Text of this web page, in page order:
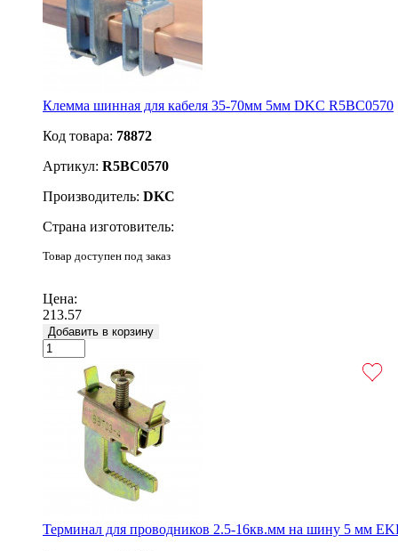
Клемма шинная для кабеля 35-70мм 5мм DKC R5BC0570
Код товара: 78872
Артикул: R5BC0570
Производитель: DKC
Страна изготовитель:
Товар доступен под заказ
Цена:
213.57
Добавить в корзину
Терминал для проводников 2.5-16кв.мм на шину 5 мм